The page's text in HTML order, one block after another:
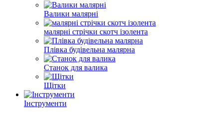
Валики малярні
малярні стрічки скотч ізолента
Плівка будівельна малярна
Станок для валика
Щітки
Інструменти